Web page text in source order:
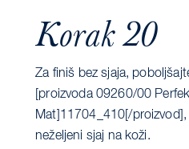
Korak 20
Za finiš bez sjaja,
[proizvoda 09260/00
Mat]11704_410[/
neželjeni sjaj na koži.